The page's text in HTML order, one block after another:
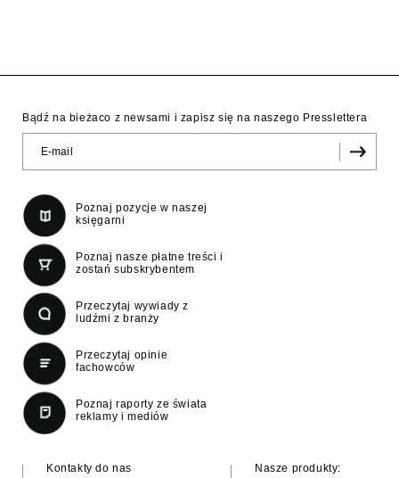
Bądź na bieżaco z newsami i zapisz się na naszego Presslettera
Poznaj pozycje w naszej
księgarni
Poznaj nasze płatne treści i
zostań subskrybentem
Przeczytaj wywiady z
ludźmi z branży
Przeczytaj opinie
fachowców
Poznaj raporty ze świata
reklamy i mediów
Kontakty do nas
Nasze produkty: